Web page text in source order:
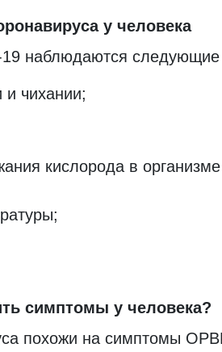
у человека
19 наблюдаются
и чихании;
кислорода в
симптомы у человека?
похожи на симптомы